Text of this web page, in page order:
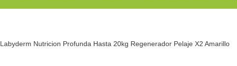
Labyderm Nutricion Profunda Hasta 20kg Regenerador Pelaje X2 Amarillo